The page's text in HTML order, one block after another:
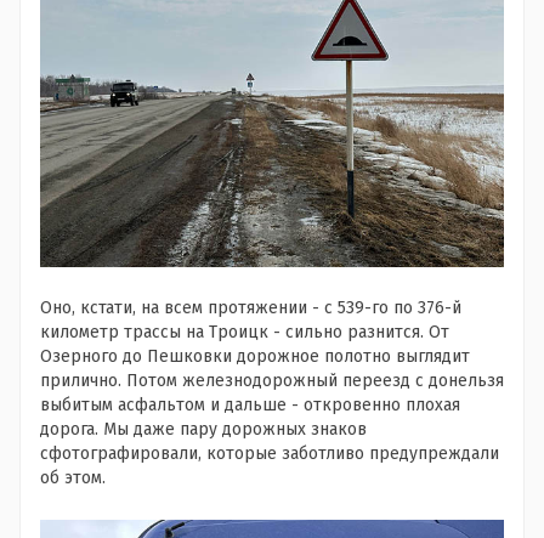
Оно, кстати, на всем протяжении - с 539-го по 376-й
километр трассы на Троицк - сильно разнится. От
Озерного до Пешковки дорожное полотно выглядит
прилично. Потом железнодорожный переезд с донельзя
выбитым асфальтом и дальше - откровенно плохая
дорога. Мы даже пару дорожных знаков
сфотографировали, которые заботливо предупреждали
об этом.